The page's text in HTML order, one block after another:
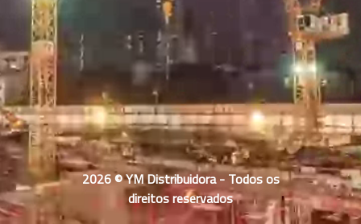
2026 © YM Distribuidora - Todos os
direitos reservados